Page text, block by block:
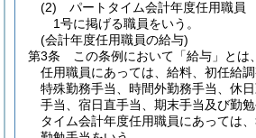
(2)
パートタイム会計年度任用職
1号に掲げる職員をいう。
(会計年度任用職員の給与)
第3条
この条例において「給与」とは
任用職員にあっては、給料、初任給調
特殊勤務手当、時間外勤務手当、休
手当、宿日直手当、期末手当及び勤
タイム会計年度任用職員にあっては